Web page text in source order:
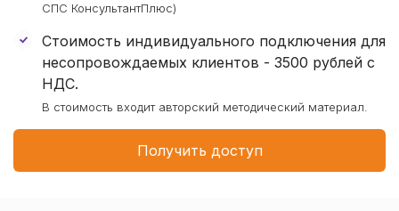
СПС КонсультантПлюс)
Стоимость индивидуального подключения для
несопровождаемых клиентов - 3500 рублей с
НДС.
В стоимость входит авторский методический материал.
Получить доступ